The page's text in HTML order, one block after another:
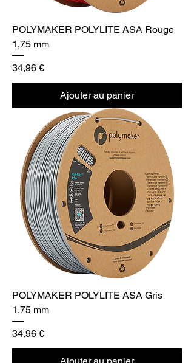
POLYMAKER POLYLITE ASA Rouge
1,75 mm
Prix
34,96 €
Ajouter au panier
POLYMAKER POLYLITE ASA Gris
1,75 mm
Prix
34,96 €